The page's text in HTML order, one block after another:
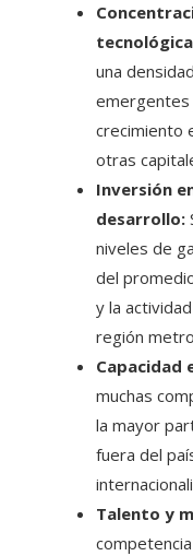
una
crecimiento
otras
Inversión
desarrollo:
niveles de
del
y la
región
muchas
la mayor
fuera del
Talento y